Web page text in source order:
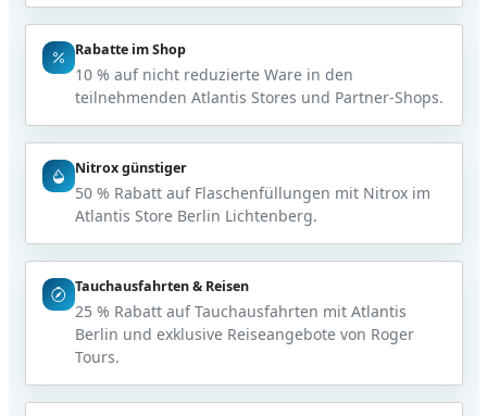
Rabatte im Shop
10 % auf nicht reduzierte Ware in den
teilnehmenden Atlantis Stores und Partner-Shops.
Nitrox günstiger
50 % Rabatt auf Flaschenfüllungen mit Nitrox im
Atlantis Store Berlin Lichtenberg.
Tauchausfahrten & Reisen
25 % Rabatt auf Tauchausfahrten mit Atlantis
Berlin und exklusive Reiseangebote von Roger
Tours.